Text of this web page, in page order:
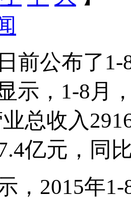
前公布了1-
示，1-8月
总收入
亿元，同
，2015年1-